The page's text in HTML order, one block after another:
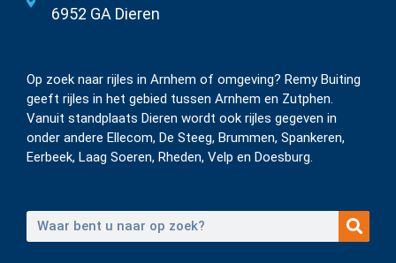
6952 GA Dieren
Op zoek naar rijles in Arnhem of omgeving? Remy Buiting
geeft rijles in het gebied tussen Arnhem en Zutphen.
Vanuit standplaats Dieren wordt ook rijles gegeven in
onder andere Ellecom, De Steeg, Brummen, Spankeren,
Eerbeek, Laag Soeren, Rheden, Velp en Doesburg.